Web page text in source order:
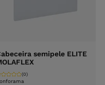
semipele ELITE
(0)